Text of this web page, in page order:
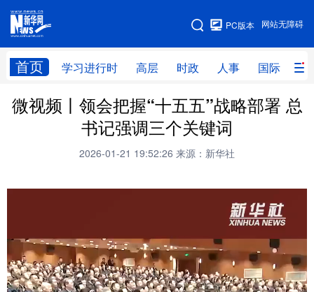
网站无障碍
PC版本
首页 学习进行时 高层 时政 人事 国际 财
网站地图
学习进行时 高层 时政 人事
财经 网评
军事
访谈 视频 图片 政务
法律 中央文件 金融 汽车
微视频丨领会把握“十五五”战略部署 总
书记强调三个关键词
2026-01-21 19:52:26 来源：新华社